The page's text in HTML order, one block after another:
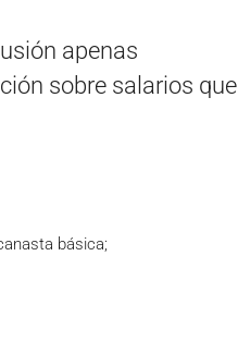
apenas
sobre salarios que
básica;